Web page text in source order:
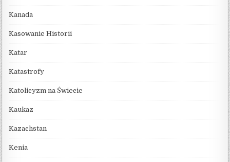
Kanada
Kasowanie Historii
Katar
Katastrofy
Katolicyzm na Świecie
Kaukaz
Kazachstan
Kenia